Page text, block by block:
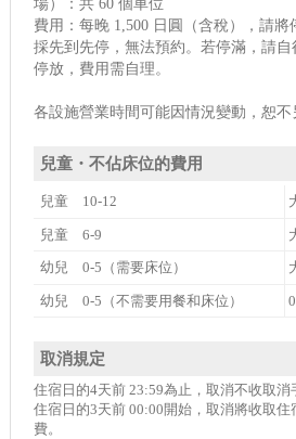
場）：共 60 個車位
費用：每晚 1,500 日圓（含稅），請將
採先到先停，無法預約。若停滿，請
停放，費用需自理。
各設施營業時間可能因情況變動，恕不
兒童・不佔床位的費用
兒童 10-12
兒童 6-9
幼兒 0-5（需要床位）
幼兒 0-5（不需要用餐和床位）
取消規定
住宿日的4天前 23:59為止，取消不收取消
住宿日的3天前 00:00開始，取消將收取
費。